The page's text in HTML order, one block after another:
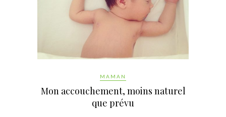
MAMAN
Mon accouchement, moins naturel
que prévu